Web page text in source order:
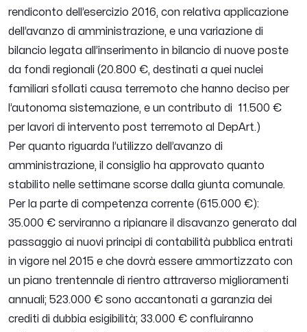
rendiconto dell’esercizio 2016, con relativa applicazione
dell’avanzo di amministrazione, e una variazione di
bilancio legata all’inserimento in bilancio di nuove poste
da fondi regionali (20.800 €, destinati a quei nuclei
familiari sfollati causa terremoto che hanno deciso per
l’autonoma sistemazione, e un contributo di 11.500 €
per lavori di intervento post terremoto al DepArt.)
Per quanto riguarda l’utilizzo dell’avanzo di
amministrazione, il consiglio ha approvato quanto
stabilito nelle settimane scorse dalla giunta comunale.
Per la parte di competenza corrente (615.000 €):
35.000 € serviranno a ripianare il disavanzo generato dal
passaggio ai nuovi principi di contabilità pubblica entrati
in vigore nel 2015 e che dovrà essere ammortizzato con
un piano trentennale di rientro attraverso miglioramenti
annuali; 523.000 € sono accantonati a garanzia dei
crediti di dubbia esigibilità; 33.000 € confluiranno